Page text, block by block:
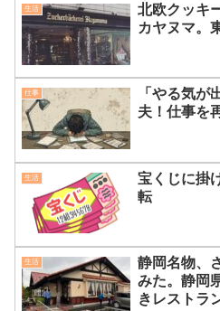
生活
北欧クッキ
カヤヌマ。
仕事
「やる気が
夫！仕事を
生活
宝くじに掛
転
生活
静岡名物、
みた。静岡
きレストラ